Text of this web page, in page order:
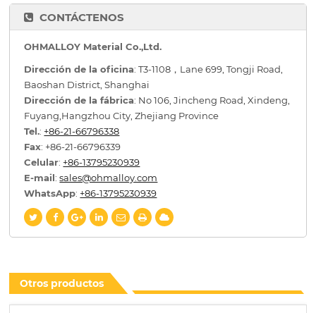
CONTÁCTENOS
OHMALLOY Material Co.,Ltd.
Dirección de la oficina: T3-1108，Lane 699, Tongji Road,
Baoshan District, Shanghai
Dirección de la fábrica: No 106, Jincheng Road, Xindeng,
Fuyang,Hangzhou City, Zhejiang Province
Tel.: +86-21-66796338
Fax: +86-21-66796339
Celular: +86-13795230939
E-mail:sales@ohmalloy.com
WhatsApp: +86-13795230939
Otros productos